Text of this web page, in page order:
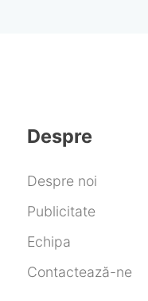
Despre
Despre noi
Publicitate
Echipa
Contactează-ne